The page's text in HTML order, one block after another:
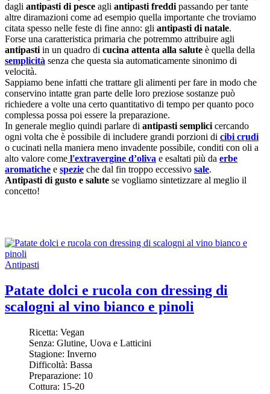
dagli antipasti di pesce agli antipasti freddipassando per tante
altre diramazioni come ad esempio quella importante che troviamo
citata spesso nelle feste di fine anno: gli antipasti di natale.
Forse una caratteristica primaria che potremmo attribuire agli
antipastiin un quadro di cucina attenta alla salute è quella della
semplicità senza che questa sia automaticamente sinonimo di
velocità.
Sappiamo bene infatti che trattare gli alimenti per fare in modo che
conservino intatte gran parte delle loro preziose sostanze può
richiedere a volte una certo quantitativo di tempo per quanto poco
complessa possa poi essere la preparazione.
In generale meglio quindi parlare di antipasti semplicicercando
ogni volta che è possibile di includere grandi porzioni di cibi crudi
o cucinati nella maniera meno invadente possibile, conditi con oli a
alto valore come l'extravergine d’oliva e esaltati più da erbe
aromatiche e spezie che dal fin troppo eccessivo sale.
Antipasti di gusto e salute se vogliamo sintetizzare al meglio il
concetto!
Antipasti
Patate dolci e rucola con dressing di
scalogni al vino bianco e pinoli
Ricetta: Vegan
Senza: Glutine, Uova e Latticini
Stagione: Inverno
Difficoltà: Bassa
Preparazione: 10
Cottura: 15-20